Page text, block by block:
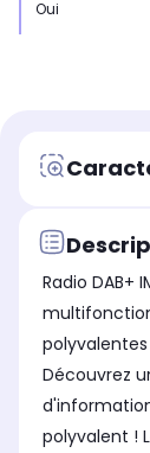
Oui
RDS
-
DAB/FM
Système audio
Mono
Oui
Non
Radio DAB+
Découvrez
polyvalent !